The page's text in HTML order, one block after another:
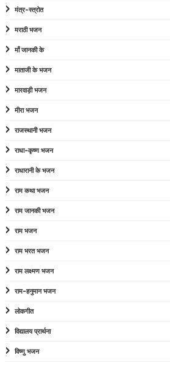
मंत्र-स्त्रोत
मराठी भजन
माँ जानकी के
माताजी के भजन
मारवाड़ी भजन
मीरा भजन
राजस्थानी भजन
राधा-कृष्ण भजन
राधारानी के भजन
राम कथा भजन
राम जानकी भजन
राम भजन
राम भरत भजन
राम लक्ष्मण भजन
राम-हनुमान भजन
लोकगीत
विद्यालय प्रार्थना
विष्णु भजन